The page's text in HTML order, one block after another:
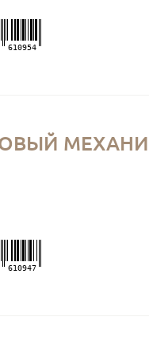
610954
610947